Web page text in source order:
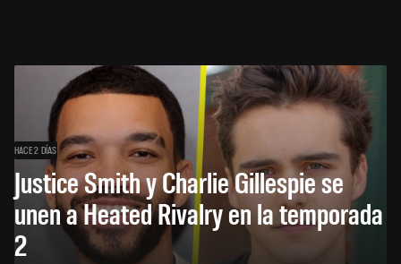
HACE 2 DÍAS
Justice Smith y Charlie Gillespie se
unen a Heated Rivalry en la temporada
2